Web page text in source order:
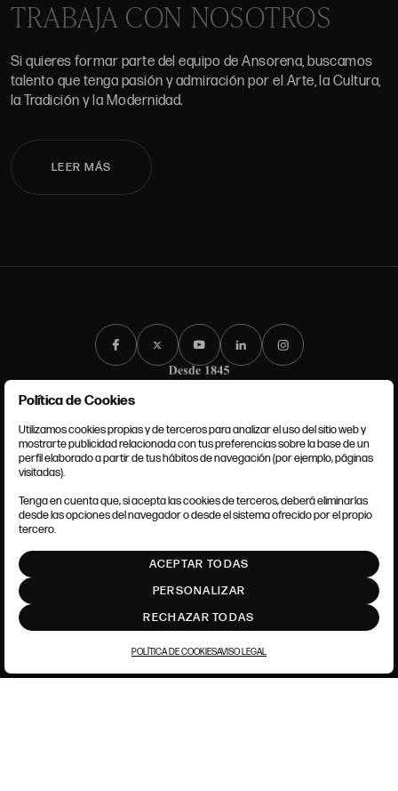
TRABAJA CON NOSOTROS
Si quieres formar parte del equipo de Ansorena, buscamos
talento que tenga pasión y admiración por el Arte, la Cultura,
la Tradición y la Modernidad.
LEER MÁS
CONDICIONES GENERALES
POLÍTICA DE COOKIES
AJUSTE DE COOKIES
Política de Cookies
Utilizamos cookies propias y de terceros para analizar el uso del sitio web y
mostrarte publicidad relacionada con tus preferencias sobre la base de un
perfil elaborado a partir de tus hábitos de navegación (por ejemplo, páginas
visitadas).
Tenga en cuenta que, si acepta las cookies de terceros, deberá eliminarlas
desde las opciones del navegador o desde el sistema ofrecido por el propio
tercero.
ACEPTAR TODAS
PERSONALIZAR
RECHAZAR TODAS
POLÍTICA DE COOKIESAVISO LEGAL